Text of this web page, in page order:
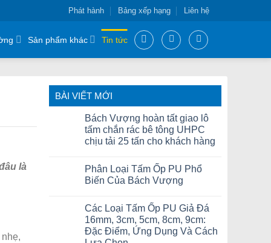
Phát hành Bảng xếp hạng Liên hệ
Sản phẩm khác Tin tức
là
BÀI VIẾT MỚI
Bách Vượng hoàn tất giao lô
tấm chắn rác bê tông UHPC
chịu tải 25 tấn cho khách hàng
Phân Loại Tấm Ốp PU Phổ
Biến Của Bách Vượng
Các Loại Tấm Ốp PU Giả Đá
16mm, 3cm, 5cm, 8cm, 9cm:
Đặc Điểm, Ứng Dụng Và Cách